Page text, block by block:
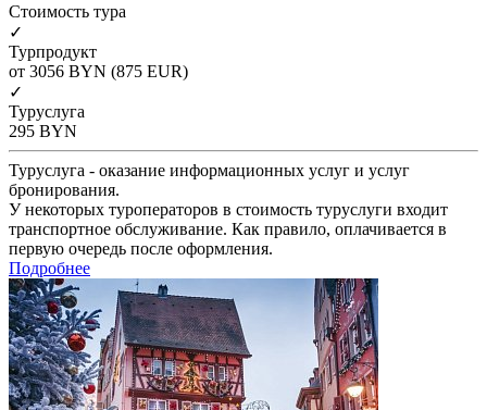
Cтоимость тура
✓
Турпродукт
от 3056 BYN (875 EUR)
✓
Туруслуга
295 BYN
Туруслуга - оказание информационных услуг и услуг
бронирования.
У некоторых туроператоров в стоимость туруслуги входит
транспортное обслуживание. Как правило, оплачивается в
первую очередь после оформления.
Подробнее